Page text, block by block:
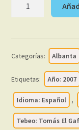
2007
Colección
De
19
Categorías: Albanta
Etiquetas: Año: 2007
Idioma: Español ,
Tebeo: Tomás El